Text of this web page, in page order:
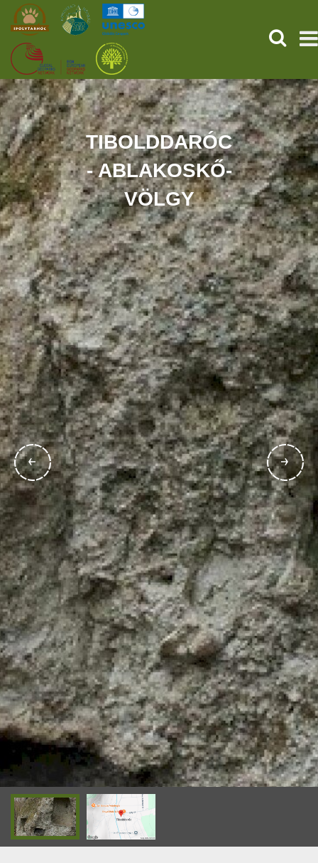
KEZDŐOLDAL
ŐSVILÁGI POMPEJI
SZOLGÁLTATÁSOK
PROGRAMOK
HÍREK
RÓLUNK
ONLINE JEGYVÁSÁRLÁS
TIBOLDDARÓC
- ABLAKOSKŐ-
VÖLGY